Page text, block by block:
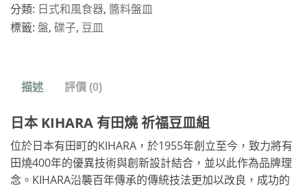
分類: 日式和風食器, 醬料盤皿
標籤: 盤, 碟子, 豆皿
描述 評價 (0)
日本 KIHARA 有田燒 祈福豆皿組
位於日本有田町的KIHARA，於1955年創立至今，致力將有
田燒400年的優異技術與創新設計結合，並以此作為品牌理
念。KIHARA沿襲百年傳承的傳統技法更加以改良，成功的